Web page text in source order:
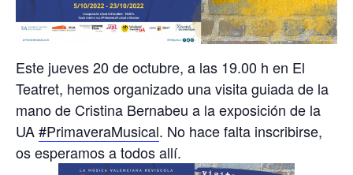
Este jueves 20 de octubre, a las 19.00 h en El
Teatret, hemos organizado una visita guiada de la
mano de Cristina Bernabeu a la exposición de la
UA#PrimaveraMusical. No hace falta inscribirse,
os esperamos a todos allí.